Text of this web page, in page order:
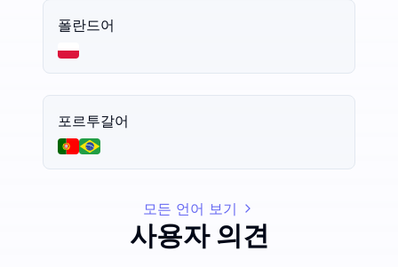
폴란드어
포르투갈어
모든 언어 보기
사용자 의견